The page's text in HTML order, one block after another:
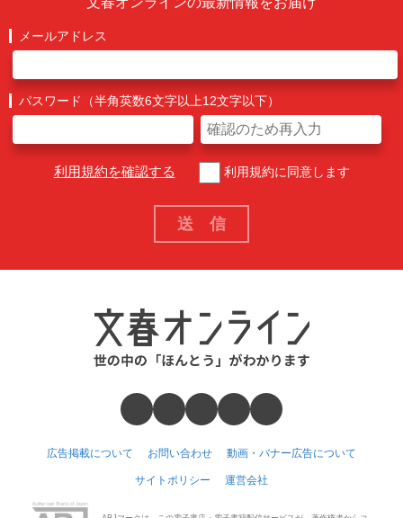
メールアドレス
パスワード（半角英数6文字以上12文字以下）
利用規約を確認する 利用規約に同意します
広告掲載について お問い合わせ 動画・バナー広告について
サイトポリシー 運営会社